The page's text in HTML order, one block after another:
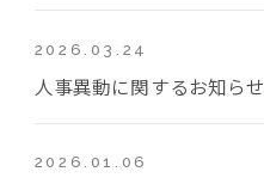
2026.03.24
人事異動に関するお知らせ
2026.01.06